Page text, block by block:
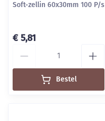
Soft-zellin 60x30mm 100 P/s
€ 5,81
Bestel